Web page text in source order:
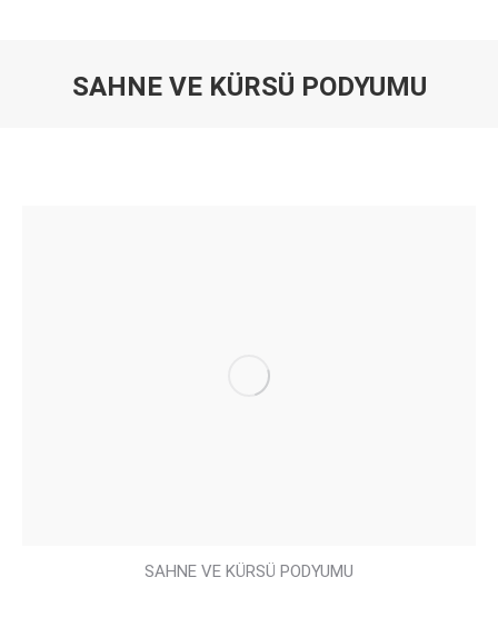
SAHNE VE KÜRSÜ PODYUMU
SAHNE VE KÜRSÜ PODYUMU